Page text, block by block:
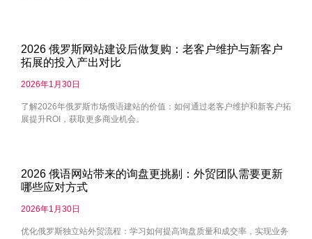
2026 俄罗斯网站建设后做复购：老客户维护与新客户
拓展的投入产出对比
2026年1月30日
了解2026年俄罗斯市场俄语建站的价值：如何通过老客户维护和新客户拓
展提升ROI，获取更多商业机会。
2026 俄语网站带来的询盘更挑剔：外贸团队需要更新
哪些应对方式
2026年1月30日
优化俄罗斯独立站外贸流程：学习如何提高询盘质量和成交率，实现业务